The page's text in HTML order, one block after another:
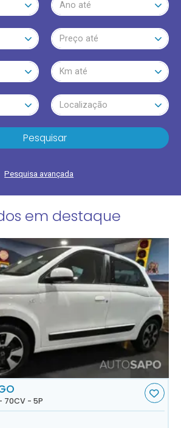
Ano até
Preço até
Km até
Localização
Pesquisar
Pesquisa avançada
em destaque
- 70CV - 5P